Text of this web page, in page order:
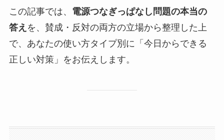
この記事では、 電源つなぎっぱなし問題の本当の
答え を、賛成・反対の両方の立場から整理した上
で、あなたの使い方タイプ別に「今日からできる
正しい対策」をお伝えします。